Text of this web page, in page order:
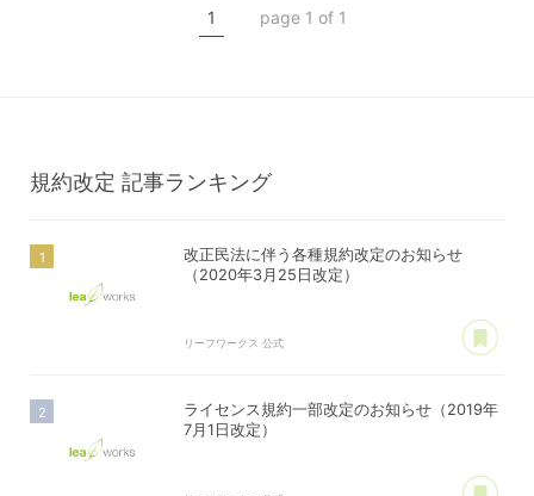
1 page 1 of 1
規約改定 記事ランキング
改正民法に伴う各種規約改定のお知らせ
（2020年3月25日改定）
リーフワークス 公式
ライセンス規約一部改定のお知らせ（2019年
7月1日改定）